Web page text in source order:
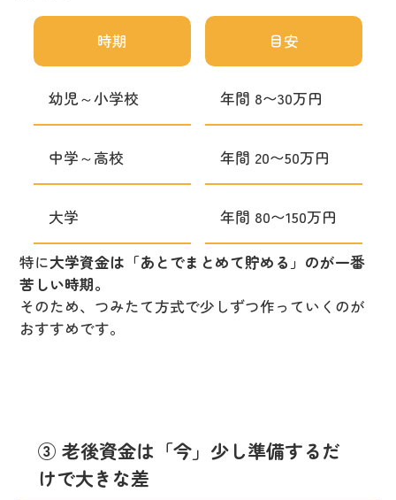
時期 目安
幼児～小学校 年間 8〜30万円
中学～高校 年間 20〜50万円
大学 年間 80〜150万円
特に大学資金は「あとでまとめて貯める」のが一番
苦しい時期。
そのため、つみたて方式で少しずつ作っていくのが
おすすめです。
③ 老後資金は「今」少し準備するだ
けで大きな差